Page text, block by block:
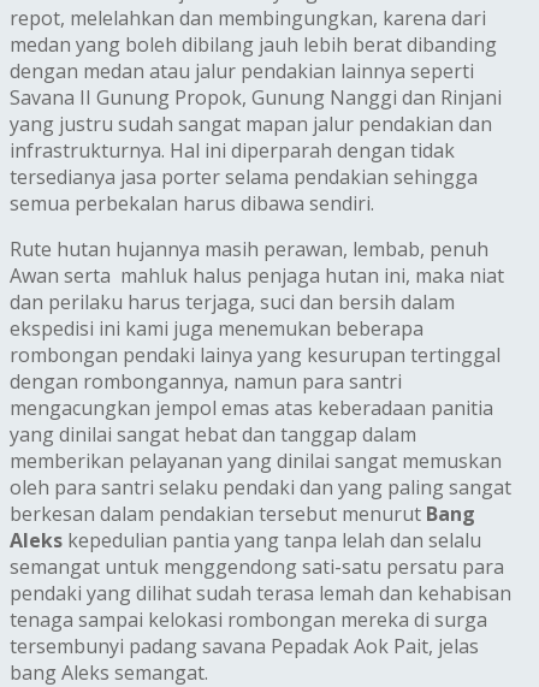
repot, melelahkan dan membingungkan, karena dari
medan yang boleh dibilang jauh lebih berat dibanding
dengan medan atau jalur pendakian lainnya seperti
Savana II Gunung Propok, Gunung Nanggi dan Rinjani
yang justru sudah sangat mapan jalur pendakian dan
infrastrukturnya. Hal ini diperparah dengan tidak
tersedianya jasa porter selama pendakian sehingga
semua perbekalan harus dibawa sendiri.
Rute hutan hujannya masih perawan, lembab, penuh
Awan serta mahluk halus penjaga hutan ini, maka niat
dan perilaku harus terjaga, suci dan bersih dalam
ekspedisi ini kami juga menemukan beberapa
rombongan pendaki lainya yang kesurupan tertinggal
dengan rombongannya, namun para santri
mengacungkan jempol emas atas keberadaan panitia
yang dinilai sangat hebat dan tanggap dalam
memberikan pelayanan yang dinilai sangat memuskan
oleh para santri selaku pendaki dan yang paling sangat
berkesan dalam pendakian tersebut menurut Bang
Aleks kepedulian pantia yang tanpa lelah dan selalu
semangat untuk menggendong sati-satu persatu para
pendaki yang dilihat sudah terasa lemah dan kehabisan
tenaga sampai kelokasi rombongan mereka di surga
tersembunyi padang savana Pepadak Aok Pait, jelas
bang Aleks semangat.